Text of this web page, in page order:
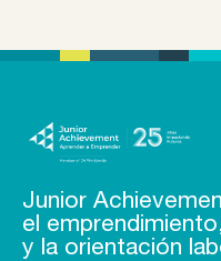
Junior
el
y la orientación